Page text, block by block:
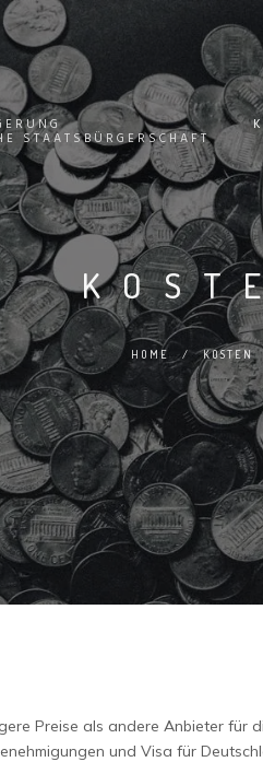
STAATSBÜRGERSCHAFT
HOME / KOSTEN
Preise als andere Anbieter für
und Visa für